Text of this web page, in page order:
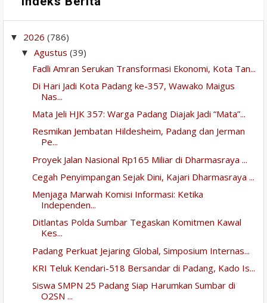
▼ 2026 (786)
▼ Agustus (39)
Fadli Amran Serukan Transformasi Ekonomi, Kota Tan...
Di Hari Jadi Kota Padang ke-357, Wawako Maigus
Nas...
Mata Jeli HJK 357: Warga Padang Diajak Jadi “Mata”...
Resmikan Jembatan Hildesheim, Padang dan Jerman
Pe...
Proyek Jalan Nasional Rp165 Miliar di Dharmasraya ...
Cegah Penyimpangan Sejak Dini, Kajari Dharmasraya ...
Menjaga Marwah Komisi Informasi: Ketika
Independen...
Ditlantas Polda Sumbar Tegaskan Komitmen Kawal
Kes...
Padang Perkuat Jejaring Global, Simposium Internas...
KRI Teluk Kendari-518 Bersandar di Padang, Kado Is...
Siswa SMPN 25 Padang Siap Harumkan Sumbar di
O2SN ...